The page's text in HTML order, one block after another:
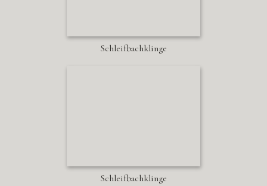
Schleifbachklinge
Schleifbachklinge